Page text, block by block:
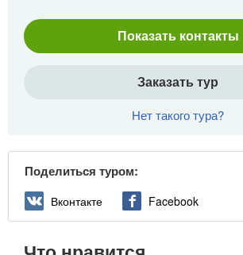
Показать контакты
Заказать тур
Нет такого тура?
Поделиться туром:
Вконтакте Facebook